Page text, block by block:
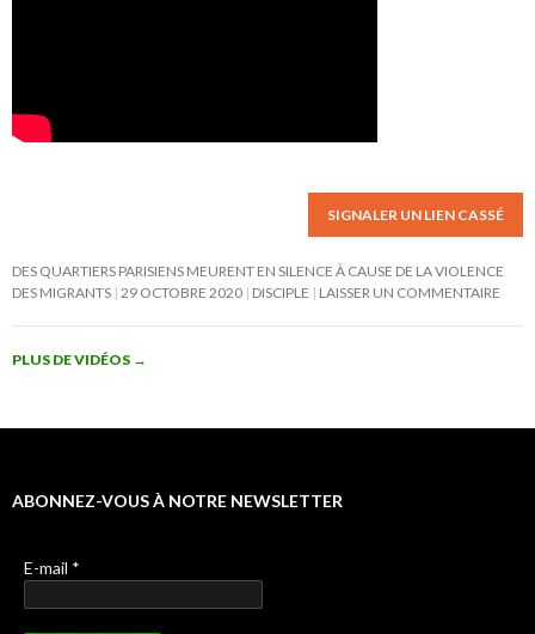
SIGNALER UN LIEN CASSÉ
DES QUARTIERS PARISIENS MEURENT EN SILENCE À CAUSE DE LA VIOLENCE
DES MIGRANTS 29 OCTOBRE 2020 DISCIPLE LAISSER UN COMMENTAIRE
PLUS DE VIDÉOS →
ABONNEZ-VOUS À NOTRE NEWSLETTER
E-mail *